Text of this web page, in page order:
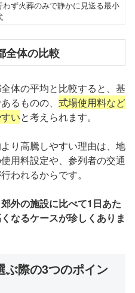
わず火葬のみで静かに見送る最小
全体の比較
体の平均と比較すると、基
るものの、 式場使用料など
いと考えられます。
り高騰しやすい理由は、地
用料設定や、参列者の交通
われるからです。
外の施設に比べて1日あた
なるケースが珍しくありま
ぶ際の3つのポイン